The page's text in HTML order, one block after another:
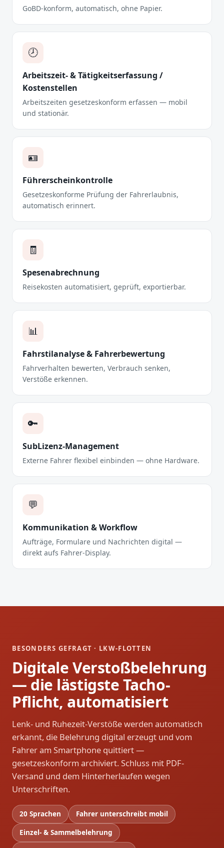
GoBD-konform, automatisch, ohne Papier.
🕗
Arbeitszeit- & Tätigkeitserfassung /
Kostenstellen
Arbeitszeiten gesetzeskonform erfassen — mobil
und stationär.
🪪
Führerscheinkontrolle
Gesetzeskonforme Prüfung der Fahrerlaubnis,
automatisch erinnert.
🧾
Spesenabrechnung
Reisekosten automatisiert, geprüft, exportierbar.
📊
Fahrstilanalyse & Fahrerbewertung
Fahrverhalten bewerten, Verbrauch senken,
Verstöße erkennen.
🔑
SubLizenz-Management
Externe Fahrer flexibel einbinden — ohne Hardware.
💬
Kommunikation & Workflow
Aufträge, Formulare und Nachrichten digital —
direkt aufs Fahrer-Display.
BESONDERS GEFRAGT · LKW-FLOTTEN
Digitale Verstoßbelehrung
— die lästigste Tacho-
Pflicht, automatisiert
Lenk- und Ruhezeit-Verstöße werden automatisch
erkannt, die Belehrung digital erzeugt und vom
Fahrer am Smartphone quittiert —
gesetzeskonform archiviert. Schluss mit PDF-
Versand und dem Hinterherlaufen wegen
Unterschriften.
20 Sprachen Fahrer unterschreibt mobil
Einzel- & Sammelbelehrung